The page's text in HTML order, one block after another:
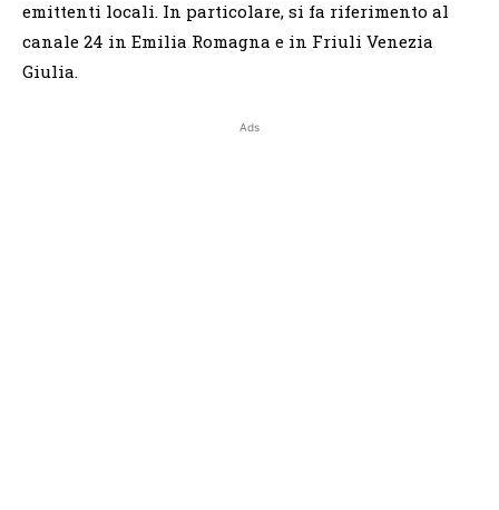
emittenti locali. In particolare, si fa riferimento al
canale 24 in Emilia Romagna e in Friuli Venezia
Giulia.
Ads